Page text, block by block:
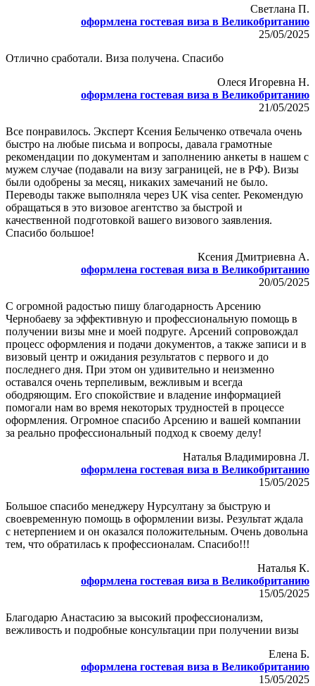
Светлана П.
оформлена гостевая виза в Великобританию
25/05/2025
Отлично сработали. Виза получена. Спасибо
Олеся Игоревна Н.
оформлена гостевая виза в Великобританию
21/05/2025
Все понравилось. Эксперт Ксения Белыченко отвечала очень
быстро на любые письма и вопросы, давала грамотные
рекомендации по документам и заполнению анкеты в нашем с
мужем случае (подавали на визу заграницей, не в РФ). Визы
были одобрены за месяц, никаких замечаний не было.
Переводы также выполняла через UK visa center. Рекомендую
обращаться в это визовое агентство за быстрой и
качественной подготовкой вашего визового заявления.
Спасибо большое!
Ксения Дмитриевна А.
оформлена гостевая виза в Великобританию
20/05/2025
С огромной радостью пишу благодарность Арсению
Чернобаеву за эффективную и профессиональную помощь в
получении визы мне и моей подруге. Арсений сопровождал
процесс оформления и подачи документов, а также записи и в
визовый центр и ожидания результатов с первого и до
последнего дня. При этом он удивительно и неизменно
оставался очень терпеливым, вежливым и всегда
ободряющим. Его спокойствие и владение информацией
помогали нам во время некоторых трудностей в процессе
оформления. Огромное спасибо Арсению и вашей компании
за реально профессиональный подход к своему делу!
Наталья Владимировна Л.
оформлена гостевая виза в Великобританию
15/05/2025
Большое спасибо менеджеру Нурсултану за быструю и
своевременную помощь в оформлении визы. Результат ждала
с нетерпением и он оказался положительным. Очень довольна
тем, что обратилась к профессионалам. Спасибо!!!
Наталья К.
оформлена гостевая виза в Великобританию
15/05/2025
Благодарю Анастасию за высокий профессионализм,
вежливость и подробные консультации при получении визы
Елена Б.
оформлена гостевая виза в Великобританию
15/05/2025